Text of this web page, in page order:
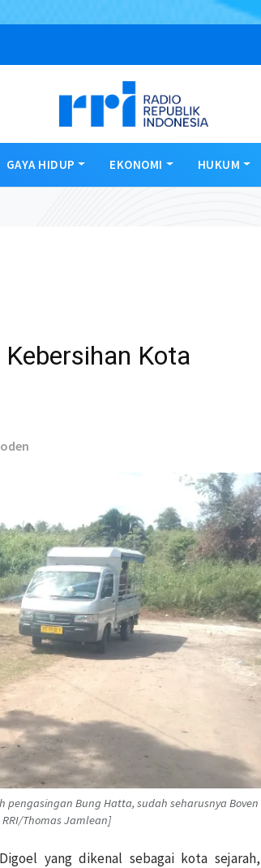
GAYA HIDUP EKONOMI HUKUM
Kota
Bung Hatta, sudah seharusnya Boven
Thomas Jamlean]
yang dikenal sebagai kota sejarah,